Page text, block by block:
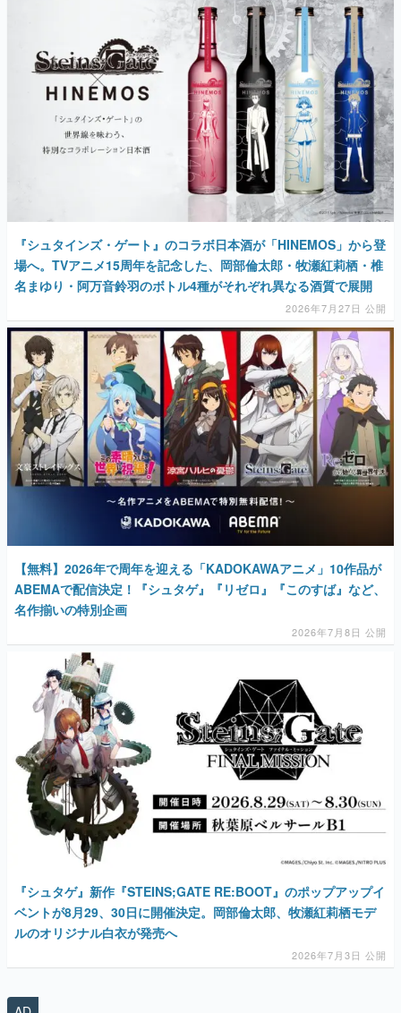
『シュタインズ・ゲート』のコラボ日本酒が「HINEMOS」から登
場へ。TVアニメ15周年を記念した、岡部倫太郎・牧瀬紅莉栖・椎
名まゆり・阿万音鈴羽のボトル4種がそれぞれ異なる酒質で展開
2026年7月27日 公開
【無料】2026年で周年を迎える「KADOKAWAアニメ」10作品が
ABEMAで配信決定！『シュタゲ』『リゼロ』『このすば』など、
名作揃いの特別企画
2026年7月8日 公開
『シュタゲ』新作『STEINS;GATE RE:BOOT』のポップアップイ
ベントが8月29、30日に開催決定。岡部倫太郎、牧瀬紅莉栖モデ
ルのオリジナル白衣が発売へ
2026年7月3日 公開